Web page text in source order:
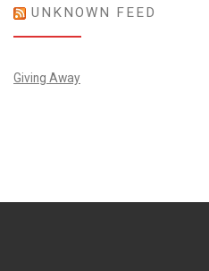
UNKNOWN FEED
Giving Away